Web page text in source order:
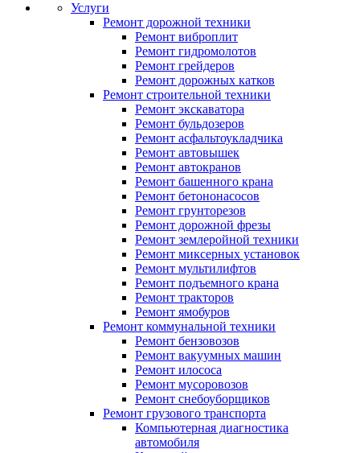
Услуги
Ремонт дорожной техники
Ремонт виброплит
Ремонт гидромолотов
Ремонт грейдеров
Ремонт дорожных катков
Ремонт строительной техники
Ремонт экскаватора
Ремонт бульдозеров
Ремонт асфальтоукладчика
Ремонт автовышек
Ремонт автокранов
Ремонт башенного крана
Ремонт бетононасосов
Ремонт грунторезов
Ремонт дорожной фрезы
Ремонт землеройной техники
Ремонт миксерных установок
Ремонт мультилифтов
Ремонт подъемного крана
Ремонт тракторов
Ремонт ямобуров
Ремонт коммунальной техники
Ремонт бензовозов
Ремонт вакуумных машин
Ремонт илососа
Ремонт мусоровозов
Ремонт снебоуборщиков
Ремонт грузового транспорта
Компьютерная диагностика
автомобиля